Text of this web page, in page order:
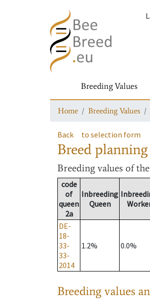
Breeding Values
Home Breeding Values
Back to selection form
Breed
Breeding values of
code
of
queen
2a
Inbreeding
Queen
DE-
18-
33-
33-
2014
1.2% 0.0%
Breeding values